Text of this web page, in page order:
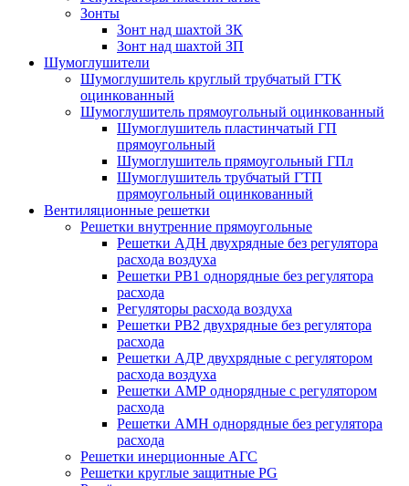
Зонты
Зонт над шахтой ЗК
Зонт над шахтой ЗП
Шумоглушители
Шумоглушитель круглый трубчатый ГТК
оцинкованный
Шумоглушитель прямоугольный оцинкованный
Шумоглушитель пластинчатый ГП
прямоугольный
Шумоглушитель прямоугольный ГПл
Шумоглушитель трубчатый ГТП
прямоугольный оцинкованный
Вентиляционные решетки
Решетки внутренние прямоугольные
Решетки АДН двухрядные без регулятора
расхода воздуха
Решетки РВ1 однорядные без регулятора
расхода
Регуляторы расхода воздуха
Решетки РВ2 двухрядные без регулятора
расхода
Решетки АДР двухрядные с регулятором
расхода воздуха
Решетки АМР однорядные с регулятором
расхода
Решетки АМН однорядные без регулятора
расхода
Решетки инерционные АГС
Решетки круглые защитные PG